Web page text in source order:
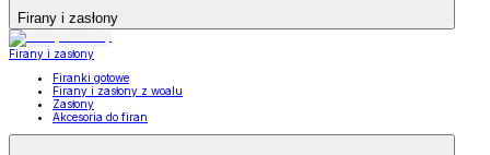
Firany i zasłony
Firany i zasłony
Firanki gotowe
Firany i zasłony z woalu
Zasłony
Akcesoria do firan